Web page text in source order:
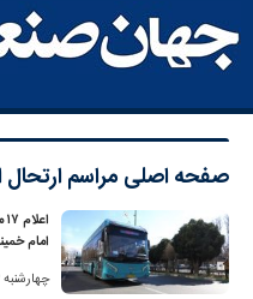
صفحه اصلی مراسم
امام
چهارشنبه 13 خرداد 1405